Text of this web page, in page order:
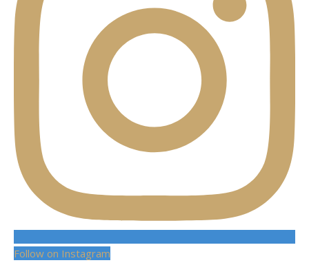
Follow on Instagram